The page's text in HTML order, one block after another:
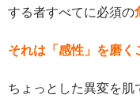
する者すべてに必須の
それは「感性」を磨く
ちょっとした異変を肌